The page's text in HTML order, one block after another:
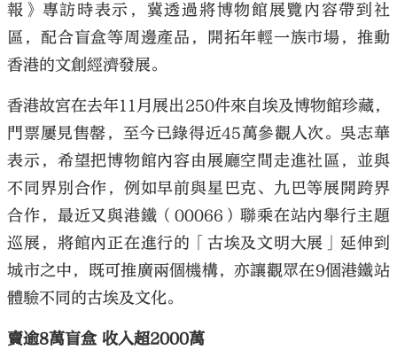
報》專訪時表示，冀透過將博物館展覽內容帶到社
區，配合盲盒等周邊產品，開拓年輕一族市場，推動
香港的文創經濟發展。
香港故宮在去年11月展出250件來自埃及博物館珍藏，
門票屢見售罄，至今已錄得近45萬參觀人次。吳志華
表示，希望把博物館內容由展廳空間走進社區，並與
不同界別合作，例如早前與星巴克、九巴等展開跨界
合作，最近又與港鐵（00066）聯乘在站內舉行主題
巡展，將館內正在進行的「古埃及文明大展」延伸到
城市之中，既可推廣兩個機構，亦讓觀眾在9個港鐵站
體驗不同的古埃及文化。
賣逾8萬盲盒 收入超2000萬